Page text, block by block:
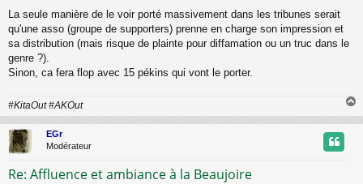
s
s
a
g
La seule manière de le voir porté massivement dans les tribunes serait
qu'une asso (groupe de supporters) prenne en charge son impression et
sa distribution (mais risque de plainte pour diffamation ou un truc dans le
genre ?).
Sinon, ca fera flop avec 15 pékins qui vont le porter.
#KitaOut #AKOut
a
u
EGr
Modérateur
Re: Affluence et ambiance à la Beaujoire